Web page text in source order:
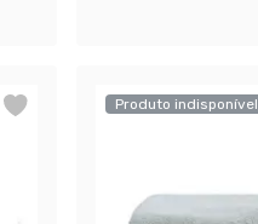
Produto indisponível